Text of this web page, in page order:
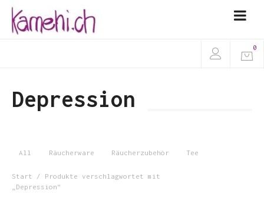
0
Depression
All Räucherware Räucherzubehör Tee
Start
/ Produkte verschlagwortet mit
„Depression“